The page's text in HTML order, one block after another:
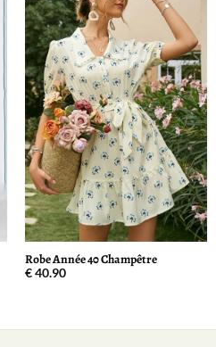
Robe Année 40 Champêtre
€40.90